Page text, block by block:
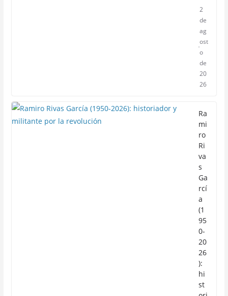
2
de
ag
ost
o
de
20
26
Ra
mi
ro
Ri
va
s
Ga
rcí
a
(1
95
0-
20
26
):
hi
st